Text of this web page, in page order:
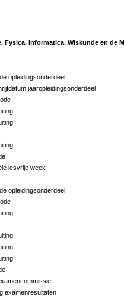
Fysica, Informatica, Wiskunde en de
opleidingsonderdeel
jaaropleidingsonderdeel
lesvrije week
opleidingsonderdeel
examenresultaten